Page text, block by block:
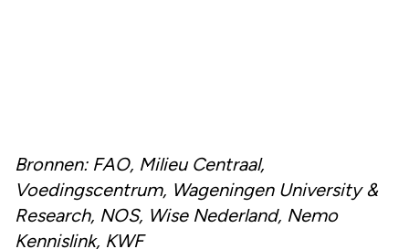
Bronnen: FAO, Milieu Centraal,
Voedingscentrum, Wageningen University &
Research, NOS, Wise Nederland, Nemo
Kennislink, KWF